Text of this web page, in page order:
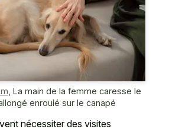
La main de la femme caresse le
enroulé sur le canapé
nécessiter des visites